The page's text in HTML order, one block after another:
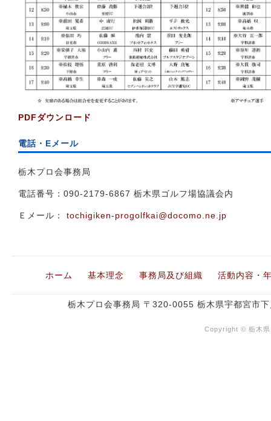
PDFダウンロード
電話・Eメール
栃木プロ会事務局
電話番号：090-2179-6867 栃木県ゴルフ場協議会内
Ｅメール： tochigiken-progolfkai@docomo.ne.jp
ホーム 基本理念 事務局及び組織 活動内容・
栃木プロ会事務局 〒320-0055 栃木県宇都宮
Copyright © 栃木